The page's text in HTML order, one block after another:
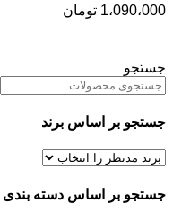
1،090،000 تومان
جستجو
جستجو بر اساس برند
جستجو بر اساس دسته بندی